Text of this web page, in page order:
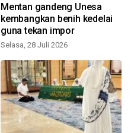
Mentan gandeng Unesa
kembangkan benih kedelai
guna tekan impor
Selasa, 28 Juli 2026